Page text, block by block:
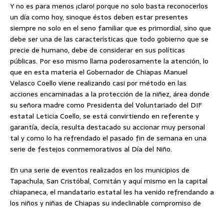
Y no es para menos ¡claro! porque no solo basta reconocerlos
un día como hoy, sinoque éstos deben estar presentes
siempre no solo en el seno familiar que es primordial, sino que
debe ser una de las características que todo gobierno que se
precie de humano, debe de considerar en sus políticas
públicas. Por eso mismo llama poderosamente la atención, lo
que en esta materia el Gobernador de Chiapas Manuel
Velasco Coello viene realizando casi por método en las
acciones encaminadas a la protección de la niñez, área donde
su señora madre como Presidenta del Voluntariado del DIF
estatal Leticia Coello, se está convirtiendo en referente y
garantía, decía, resulta destacado su accionar muy personal
tal y como lo ha refrendado el pasado fin de semana en una
serie de festejos conmemorativos al Día del Niño.
En una serie de eventos realizados en los municipios de
Tapachula, San Cristóbal, Comitán y aquí mismo en la capital
chiapaneca, el mandatario estatal les ha venido refrendando a
los niños y niñas de Chiapas su indeclinable compromiso de